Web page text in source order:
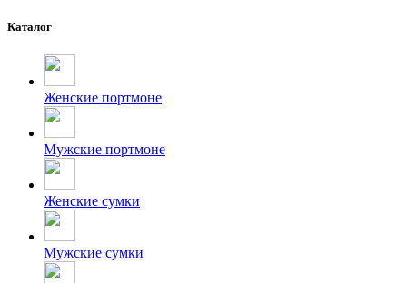
Каталог
Женские портмоне
Мужские портмоне
Женские сумки
Мужские сумки